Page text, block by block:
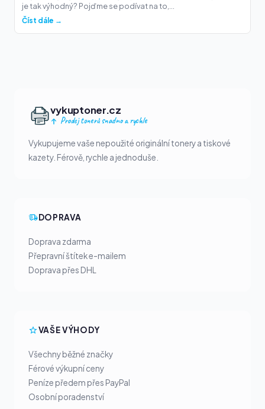
je tak výhodný? Pojďme se podívat na to,...
Číst dále →
vykuptoner.cz
Prodej tonerů snadno a rychle
Vykupujeme vaše nepoužité originální tonery a tiskové
kazety. Férově, rychle a jednoduše.
DOPRAVA
Doprava zdarma
Přepravní štítek e-mailem
Doprava přes DHL
VAŠE VÝHODY
Všechny běžné značky
Férové výkupní ceny
Peníze předem přes PayPal
Osobní poradenství